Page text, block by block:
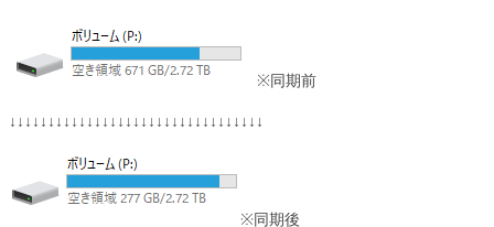
※同期前
↓↓↓↓↓↓↓↓↓↓↓↓↓↓↓↓↓↓↓↓↓↓↓↓↓↓↓↓↓↓↓↓↓
※同期後